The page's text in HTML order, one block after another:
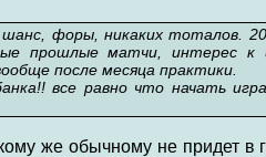
форы, никаких тоталов.
прошлые матчи, интерес к
после месяца практики.
все равно что начать
же обычному не придет в